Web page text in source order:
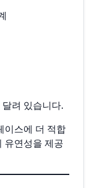
려 있습니다.
이스에 더 적합
유연성을 제공